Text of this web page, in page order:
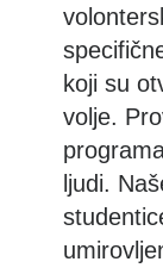
koji su
volje.
ljudi.